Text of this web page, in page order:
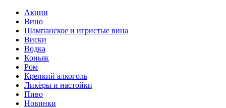
Акции
Вино
Шампанское и игристые вина
Виски
Водка
Коньяк
Ром
Крепкий алкоголь
Ликёры и настойки
Пиво
Новинки